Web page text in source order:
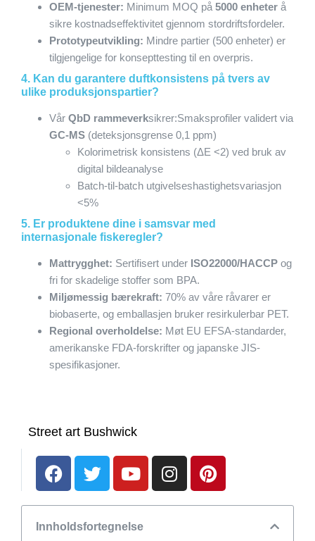
OEM-tjenester: Minimum MOQ på 5000 enheter å
sikre kostnadseffektivitet gjennom stordriftsfordeler.
Prototypeutvikling: Mindre partier (500 enheter) er
tilgjengelige for konsepttesting til en overpris.
4. Kan du garantere duftkonsistens på tvers av
ulike produksjonspartier?
Vår QbD rammeverksikrer:Smaksprofiler validert via
GC-MS (deteksjonsgrense 0,1 ppm)
Kolorimetrisk konsistens (ΔE <2) ved bruk av
digital bildeanalyse
Batch-til-batch utgivelseshastighetsvariasjon
<5%
5. Er produktene dine i samsvar med
internasjonale fiskeregler?
Mattrygghet: Sertifisert under ISO22000/HACCP og
fri for skadelige stoffer som BPA.
Miljømessig bærekraft: 70% av våre råvarer er
biobaserte, og emballasjen bruker resirkulerbar PET.
Regional overholdelse: Møt EU EFSA-standarder,
amerikanske FDA-forskrifter og japanske JIS-
spesifikasjoner.
Street art Bushwick
Innholdsfortegnelse